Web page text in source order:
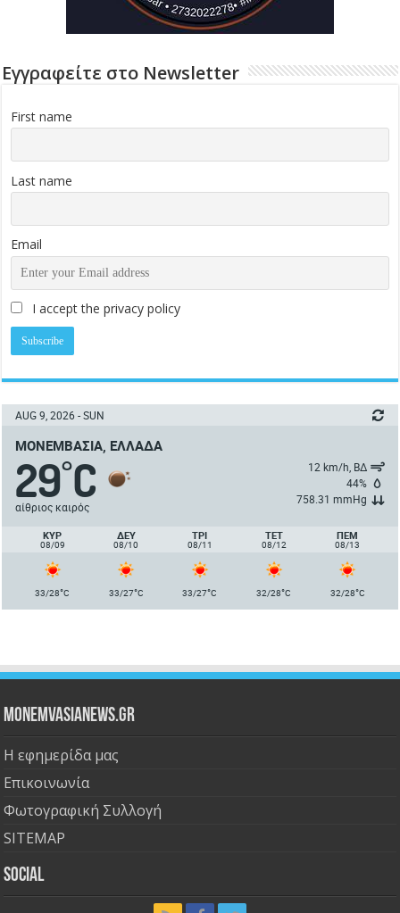
Εγγραφείτε στο Newsletter
First name
Last name
Email
I accept the privacy policy
AUG 9, 2026 - SUN
ΜΟΝΕΜΒΑΣΙΆ, ΕΛΛΆΔΑ
29°C
αίθριος καιρός
12 km/h, ΒΔ
44%
758.31 mmHg
ΚΥΡ
08/09
ΔΕΥ
08/10
ΤΡΙ
08/11
ΤΕΤ
08/12
ΠΈΜ
08/13
33/28°C 33/27°C 33/27°C 32/28°C 32/28°C
Monemvasianews.gr
Η εφημερίδα μας
Επικοινωνία
Φωτογραφική Συλλογή
SITEMAP
Social